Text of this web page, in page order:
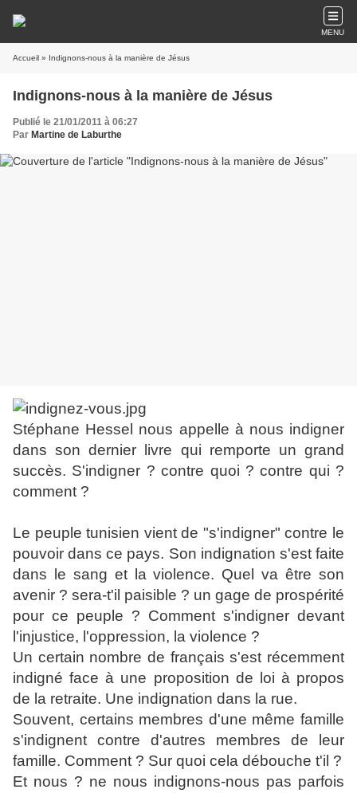
MENU
Accueil » Indignons-nous à la manière de Jésus
Indignons-nous à la manière de Jésus
Publié le 21/01/2011 à 06:27
Par Martine de Laburthe
Stéphane Hessel nous appelle à nous indigner
dans son dernier livre qui remporte un grand
succès. S'indigner ? contre quoi ? contre qui ?
comment ?
Le peuple tunisien vient de "s'indigner" contre le
pouvoir dans ce pays. Son indignation s'est faite
dans le sang et la violence. Quel va être son
avenir ? sera-t'il paisible ? un gage de prospérité
pour ce peuple ? Comment s'indigner devant
l'injustice, l'oppression, la violence ?
Un certain nombre de français s'est récemment
indigné face à une proposition de loi à propos
de la retraite. Une indignation dans la rue.
Souvent, certains membres d'une même famille
s'indignent contre d'autres membres de leur
famille. Comment ? Sur quoi cela débouche t'il ?
Et nous ? ne nous indignons-nous pas parfois